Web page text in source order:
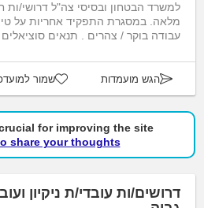
למשרד הבטחון ובסיסי צה"ל דרושי/
מלאה. במסגרת התפקיד אחריות על
עבודה בוקר / צהרים . תנאים
הגש מועמדות שמור
for improving the site.
share your thoughts!
דרושים/ות עובדי/ת ניקיון